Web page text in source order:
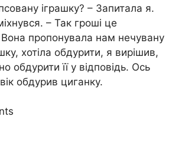
іграшку? – Запитала я.
– Так гроші це
пропонувала нам нечувану
хотіла обдурити, я вирішив,
обдурити її у відповідь. Ось
обдурив циганку.